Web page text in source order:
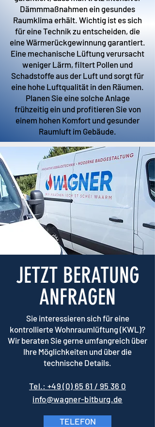
Dämmmaßnahmen ein gesundes
Raumklima erhält. Wichtig ist es sich
für eine Technik zu entscheiden, die
eine Wärmerückgewinnung garantiert.
Eine mechanische Lüftung verursacht
weniger Lärm, filtert Pollen und
Schadstoffe aus der Luft und sorgt für
eine hohe Luftqualität in den Räumen.
Planen Sie eine solche Anlage
frühzeitig ein und profitieren Sie von
einem hohen Komfort und gesunder
Raumluft im Gebäude.
JETZT BERATUNG
ANFRAGEN
Sie interessieren sich für eine
kontrollierte Wohnraumlüftung (KWL)?
Wir beraten Sie gerne umfangreich über
Ihre Möglichkeiten und über die
technische Details.
Tel.: +49 (0) 65 61 / 95 36 0
info@wagner-bitburg.de
TELEFON